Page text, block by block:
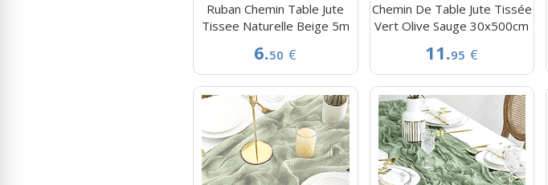
Ruban Chemin Table Jute
Tissee Naturelle Beige 5m
6.50 €
Chemin De Table Jute Tissée
Vert Olive Sauge 30x500cm
11.95 €